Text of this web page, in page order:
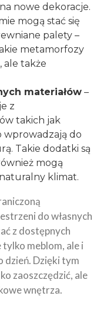
nowe dekoracje.
mogą stać się
palety –
metamorfozy
ale także
materiałów –
z
takich jak
wprowadzają do
Takie dodatki są
mogą
klimat.
do własnych
z dostępnych
tylko meblom, ale i
dzień. Dzięki tym
zaoszczędzić, ale
wnętrza.